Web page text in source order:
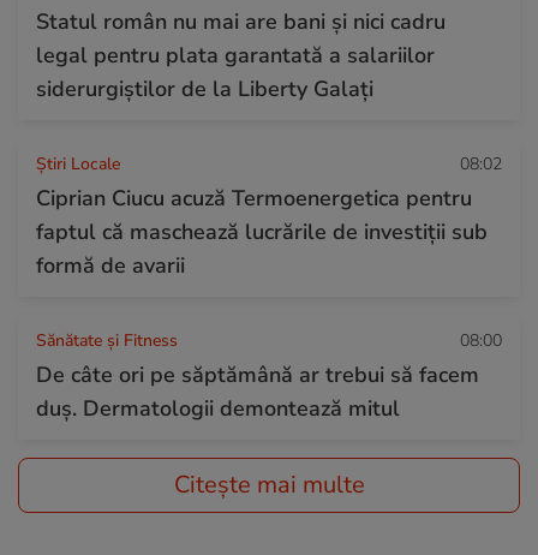
Statul român nu mai are bani și nici cadru
legal pentru plata garantată a salariilor
siderurgiștilor de la Liberty Galați
Știri Locale 08:02
Ciprian Ciucu acuză Termoenergetica pentru
faptul că maschează lucrările de investiții sub
formă de avarii
Sănătate și Fitness 08:00
De câte ori pe săptămână ar trebui să facem
duș. Dermatologii demontează mitul
Citește mai multe